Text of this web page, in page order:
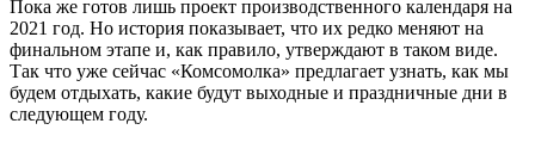
Пока же готов лишь проект производственного календаря на
2021 год. Но история показывает, что их редко меняют на
финальном этапе и, как правило, утверждают в таком виде.
Так что уже сейчас «Комсомолка» предлагает узнать, как мы
будем отдыхать, какие будут выходные и праздничные дни в
следующем году.